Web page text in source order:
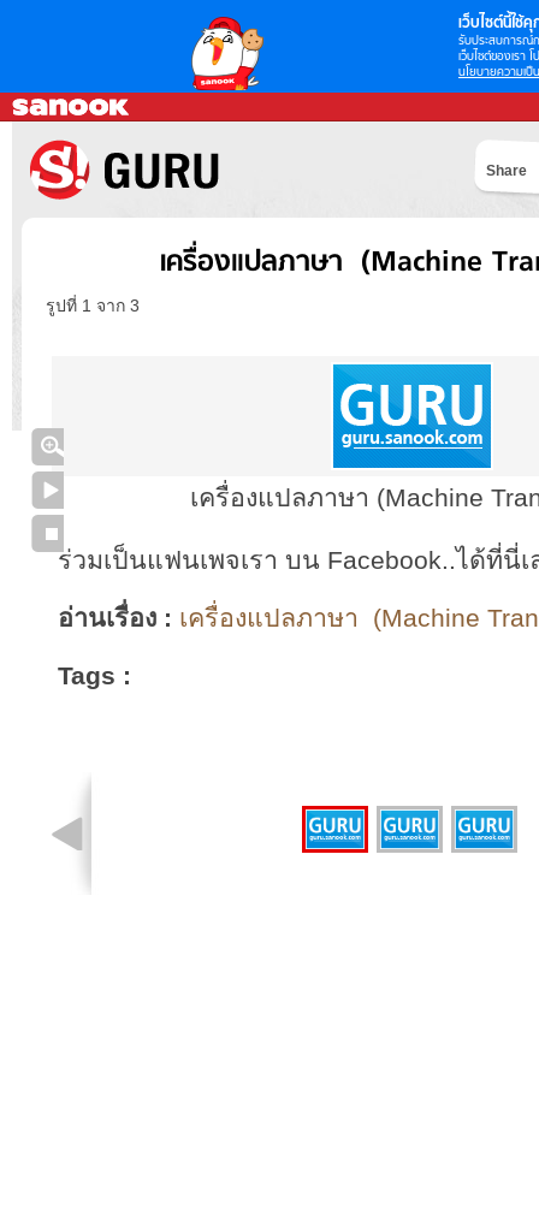
เว็บไซต์นี้ใช้คุ
รับประสบการณ์
เว็บไซต์ของเรา
นโยบายความเป็
Share
เครื่องแปลภาษา (Machine
รูปที่ 1 จาก 3
เครื่องแปลภาษา (Machine
ร่วมเป็นแฟนเพจเรา บน Facebook..ได้ที่นี่เ
อ่านเรื่อง : เครื่องแปลภาษา (Machine
Tags :